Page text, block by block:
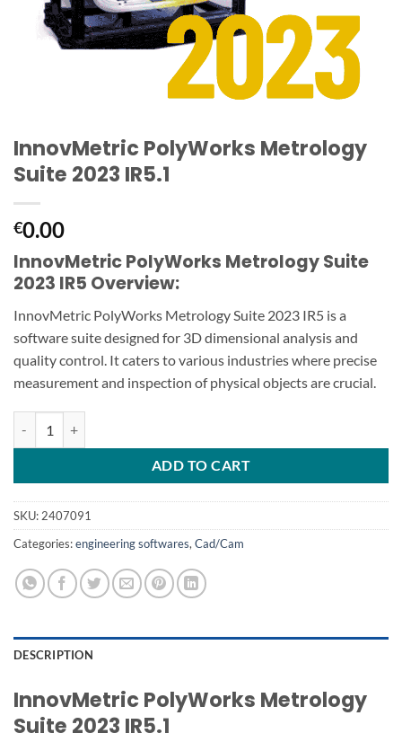
InnovMetric PolyWorks Metrology
Suite 2023 IR5.1
€0.00
InnovMetric PolyWorks Metrology Suite
2023 IR5 Overview:
InnovMetric PolyWorks Metrology Suite 2023 IR5 is a
software suite designed for 3D dimensional analysis and
quality control. It caters to various industries where precise
measurement and inspection of physical objects are crucial.
ADD TO CART
SKU:2407091
Categories:engineering softwares,Cad/Cam
DESCRIPTION
InnovMetric PolyWorks Metrology
Suite 2023 IR5.1